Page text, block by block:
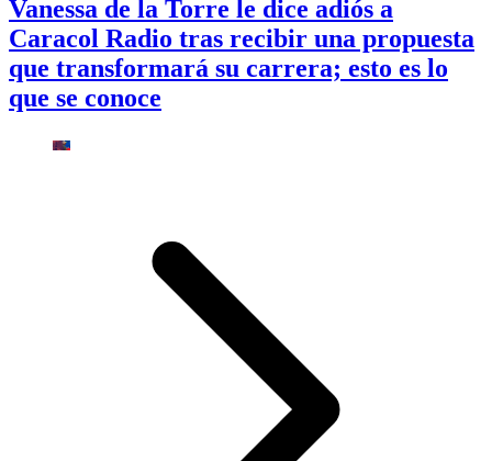
Vanessa de la Torre le dice adiós a
Caracol Radio tras recibir una propuesta
que transformará su carrera; esto es lo
que se conoce